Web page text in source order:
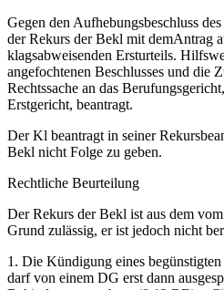
Gegen den Aufhebungsbeschluss
derRekurs der Bekl mit demAntrag
klagsabweisenden Ersturteils.
angefochtenen Beschlusses und die
Rechtssache an das
Erstgericht, beantragt.
Der Kl beantragt in seiner
Bekl nicht Folge zu geben.
Rechtliche Beurteilung
Der Rekurs der Bekl ist aus dem
Grund zulässig, er ist jedoch nicht
1. Die Kündigung eines
darf von einem DG erst dann